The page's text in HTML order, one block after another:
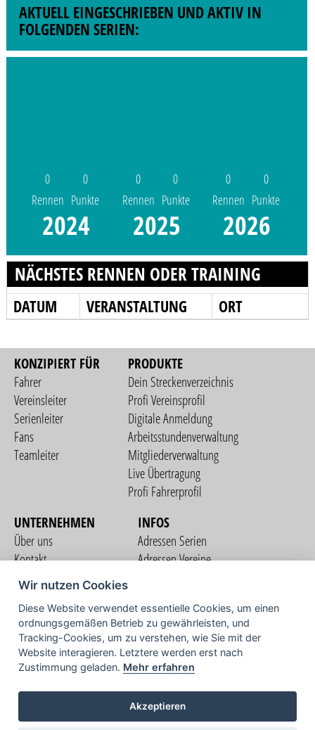
AKTUELL EINGESCHRIEBEN UND AKTIV IN
FOLGENDEN SERIEN:
0
Rennen
0
Punkte
2024
0
Rennen
0
Punkte
2025
0
Rennen
0
Punkte
2026
NÄCHSTES RENNEN ODER TRAINING
DATUM VERANSTALTUNG ORT
KONZIPIERT FÜR
Fahrer
Vereinsleiter
Serienleiter
Fans
Teamleiter
PRODUKTE
Dein Streckenverzeichnis
Profi Vereinsprofil
Digitale Anmeldung
Arbeitsstundenverwaltung
Mitgliederverwaltung
Live Übertragung
Profi Fahrerprofil
UNTERNEHMEN
Über uns
Kontakt
Nutzungsbedingungen
Datenschutzerklärung
Impressum
INFOS
Adressen Serien
Adressen Vereine
COMMUNITY
TV
Wir nutzen Cookies
Diese Website verwendet essentielle Cookies, um einen
ordnungsgemäßen Betrieb zu gewährleisten, und
Tracking-Cookies, um zu verstehen, wie Sie mit der
Website interagieren. Letztere werden erst nach
Zustimmung geladen. Mehr erfahren
Akzeptieren